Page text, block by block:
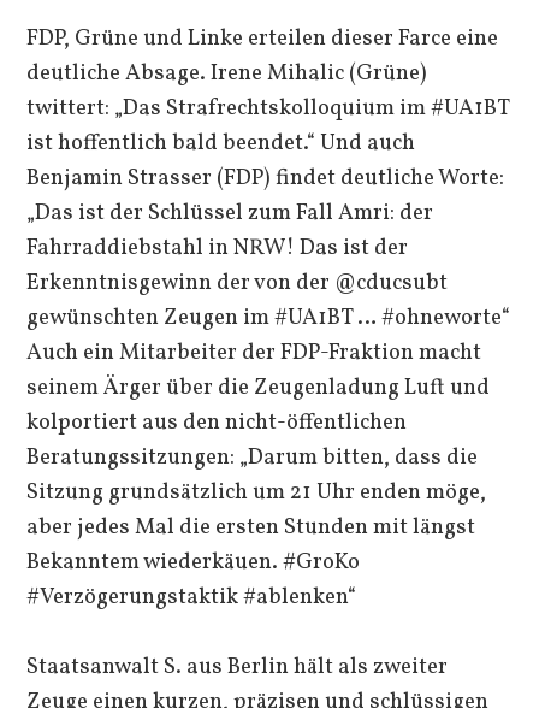
FDP, Grüne und Linke erteilen dieser Farce eine
deutliche Absage. Irene Mihalic (Grüne)
twittert: „Das Strafrechtskolloquium im #UA1BT
ist hoffentlich bald beendet.“ Und auch
Benjamin Strasser (FDP) findet deutliche Worte:
„Das ist der Schlüssel zum Fall Amri: der
Fahrraddiebstahl in NRW! Das ist der
Erkenntnisgewinn der von der @cducsubt
gewünschten Zeugen im #UA1BT … #ohneworte“
Auch ein Mitarbeiter der FDP-Fraktion macht
seinem Ärger über die Zeugenladung Luft und
kolportiert aus den nicht-öffentlichen
Beratungssitzungen: „Darum bitten, dass die
Sitzung grundsätzlich um 21 Uhr enden möge,
aber jedes Mal die ersten Stunden mit längst
Bekanntem wiederkäuen. #GroKo
#Verzögerungstaktik #ablenken“
Staatsanwalt S. aus Berlin hält als zweiter